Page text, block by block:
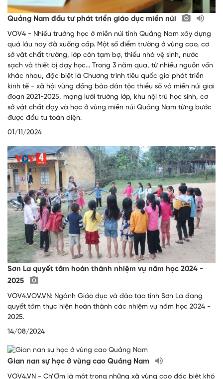
Quảng Nam đầu tư phát triển giáo dục miền núi
VOV4 - Nhiều trường học ở miền núi tỉnh Quảng Nam xây dựng
quá lâu nay đã xuống cấp. Một số điểm trường ở vùng cao, cơ
sở vật chất trường, lớp còn tạm bợ, thiếu nhà vệ sinh, nước
sạch và thiết bị dạy học... Trong 3 năm qua, từ nhiều nguồn vốn
khác nhau, đặc biệt là Chương trình tiêu quốc gia phát triển
kinh tế - xã hội vùng đồng bào dân tộc thiểu số và miền núi giai
đoạn 2021-2025, mạng lưới trường lớp, khu nội trú học sinh, cơ
sở vật chất dạy và học ở vùng miền núi Quảng Nam từng bước
được đầu tư toàn diện.
01/11/2024
Sơn La quyết tâm hoàn thành nhiệm vụ năm học 2024 -
2025
VOV4.VOV.VN: Ngành Giáo dục và đào tạo tỉnh Sơn La đang
quyết tâm thực hiện hoàn thành các nhiệm vụ năm học 2024 -
2025.
14/08/2024
Gian nan sự học ở vùng cao Quảng Nam
VOV4.VN - Ch’Ơm là một trong những xã vùng cao đặc biệt khó